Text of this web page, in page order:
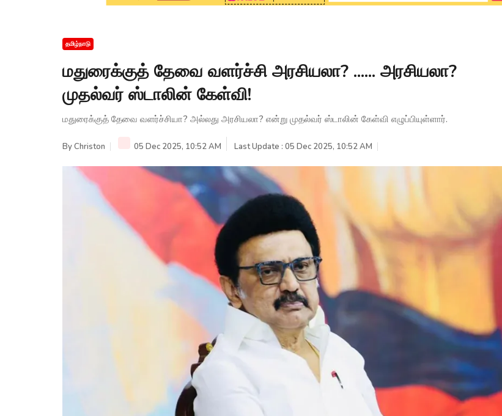
தமிழ்நாடு
மதுரைக்குத் தேவை வளர்ச்சி அரசியலா? ...... அரசியலா?
முதல்வர் ஸ்டாலின் கேள்வி!
மதுரைக்குத் தேவை வளர்ச்சியா? அல்லது அரசியலா? என்று முதல்வர் ஸ்டாலின் கேள்வி எழுப்பியுள்ளார்.
ByChriston 05 Dec 2025, 10:52 AM Last Update : 05 Dec 2025, 10:52 AM